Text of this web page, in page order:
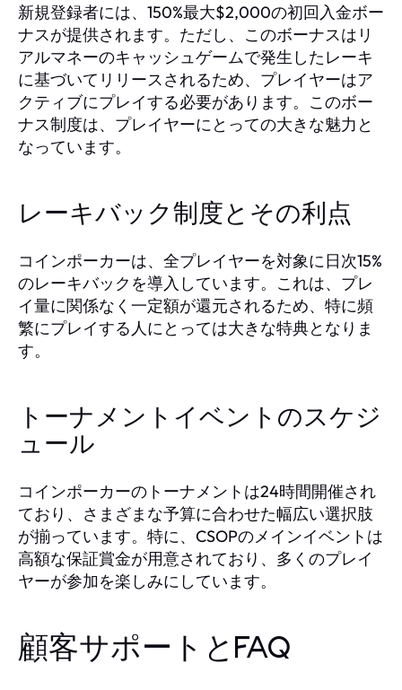
新規登録者には、150%最大$2,000の初回入金ボー
ナスが提供されます。ただし、このボーナスはリ
アルマネーのキャッシュゲームで発生したレーキ
に基づいてリリースされるため、プレイヤーはア
クティブにプレイする必要があります。このボー
ナス制度は、プレイヤーにとっての大きな魅力と
なっています。
レーキバック制度とその利点
コインポーカーは、全プレイヤーを対象に日次15%
のレーキバックを導入しています。これは、プレ
イ量に関係なく一定額が還元されるため、特に頻
繁にプレイする人にとっては大きな特典となりま
す。
トーナメントイベントのスケジ
ュール
コインポーカーのトーナメントは24時間開催され
ており、さまざまな予算に合わせた幅広い選択肢
が揃っています。特に、CSOPのメインイベントは
高額な保証賞金が用意されており、多くのプレイ
ヤーが参加を楽しみにしています。
顧客サポートとFAQ